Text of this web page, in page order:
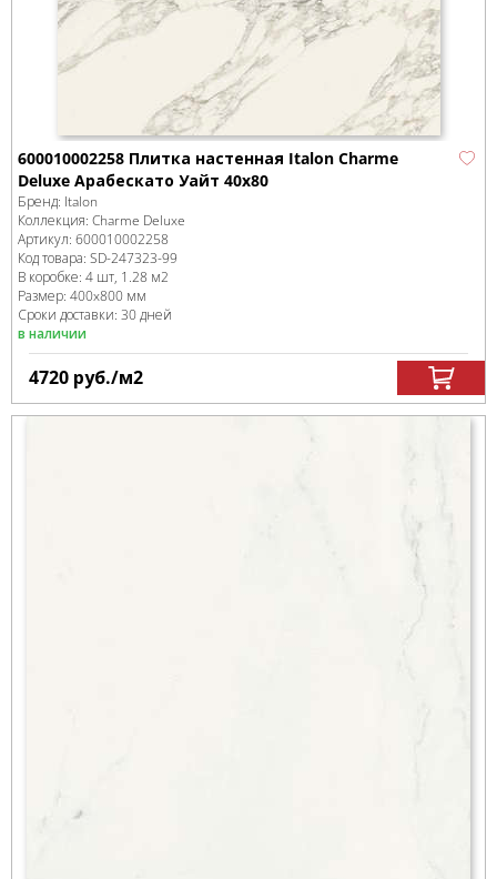
600010002258 Плитка настенная Italon Charme
Deluxe Арабескато Уайт 40x80
Бренд: Italon
Коллекция: Charme Deluxe
Артикул: 600010002258
Код товара: SD-247323-99
В коробке: 4 шт, 1.28 м2
Размер: 400x800 мм
Сроки доставки: 30 дней
в наличии
4720 руб./м2